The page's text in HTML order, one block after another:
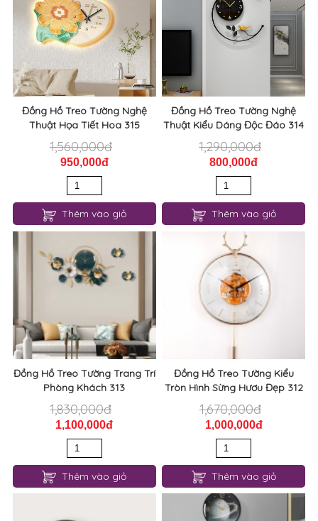
Đồng Hồ Treo Tường Nghệ
Thuật Họa Tiết Hoa 315
1,560,000đ
950,000đ
Thêm vào giỏ
Đồng Hồ Treo Tường Nghệ
Thuật Kiểu Dáng Độc Đáo 314
1,290,000đ
800,000đ
Thêm vào giỏ
Đồng Hồ Treo Tường Trang Trí
Phòng Khách 313
1,830,000đ
1,100,000đ
Thêm vào giỏ
Đồng Hồ Treo Tường Kiểu
Tròn Hình Sừng Hươu Đẹp 312
1,670,000đ
1,000,000đ
Thêm vào giỏ